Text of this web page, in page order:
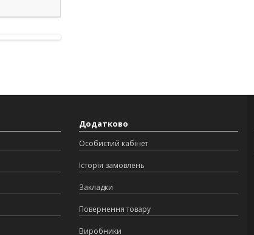
Додатково
Особистий кабінет
Історія замовлень
Закладки
Повернення товару
Виробники